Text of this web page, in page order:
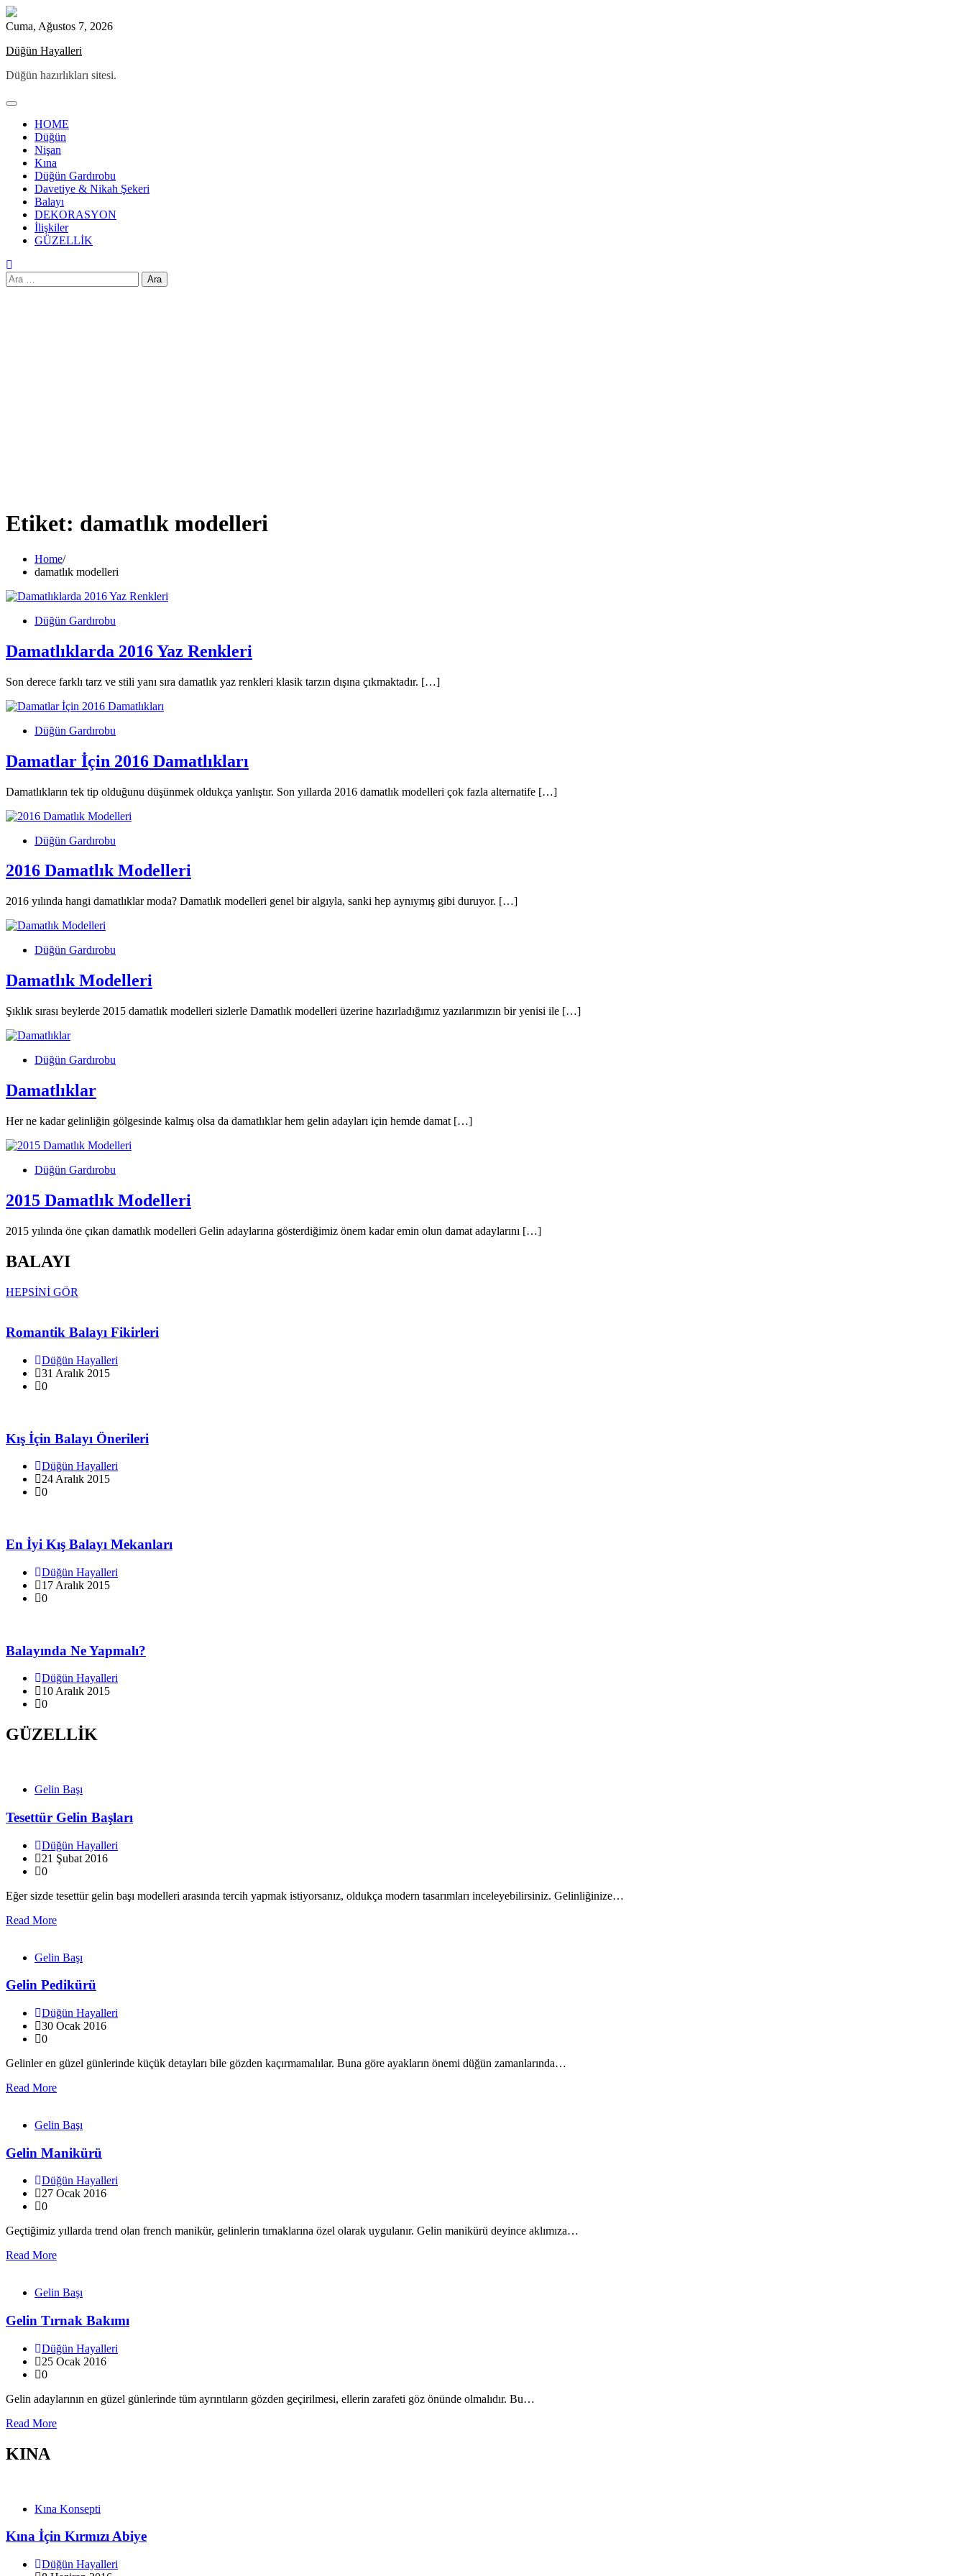
Skip
to
Cuma, Ağustos 7, 2026
Düğün Hayalleri
Düğün hazırlıkları sitesi.
HOME
Düğün
Nişan
Kına
Düğün Gardırobu
Davetiye & Nikah Şekeri
Balayı
DEKORASYON
İlişkiler
GÜZELLİK
Arama:
Etiket: damatlık modelleri
Home
damatlık modelleri
Düğün Gardırobu
Damatlıklarda 2016 Yaz Renkleri
Son derece farklı tarz ve stili yanı sıra damatlık yaz renkleri klasik tarzın dışına çıkmaktadır. […]
Düğün Gardırobu
Damatlar İçin 2016 Damatlıkları
Damatlıkların tek tip olduğunu düşünmek oldukça yanlıştır. Son yıllarda 2016 damatlık modelleri çok fazla alternatife […]
Düğün Gardırobu
2016 Damatlık Modelleri
2016 yılında hangi damatlıklar moda? Damatlık modelleri genel bir algıyla, sanki hep aynıymış gibi duruyor. […]
Düğün Gardırobu
Damatlık Modelleri
Şıklık sırası beylerde 2015 damatlık modelleri sizlerle Damatlık modelleri üzerine hazırladığımız yazılarımızın bir yenisi ile […]
Düğün Gardırobu
Damatlıklar
Her ne kadar gelinliğin gölgesinde kalmış olsa da damatlıklar hem gelin adayları için hemde damat […]
Düğün Gardırobu
2015 Damatlık Modelleri
2015 yılında öne çıkan damatlık modelleri Gelin adaylarına gösterdiğimiz önem kadar emin olun damat adaylarını […]
BALAYI
HEPSİNİ GÖR
Romantik Balayı Fikirleri
Düğün Hayalleri
31 Aralık 2015
0
Kış İçin Balayı Önerileri
Düğün Hayalleri
24 Aralık 2015
0
En İyi Kış Balayı Mekanları
Düğün Hayalleri
17 Aralık 2015
0
Balayında Ne Yapmalı?
Düğün Hayalleri
10 Aralık 2015
0
GÜZELLİK
Gelin Başı
Tesettür Gelin Başları
Düğün Hayalleri
21 Şubat 2016
0
Eğer sizde tesettür gelin başı modelleri arasında tercih yapmak istiyorsanız, oldukça modern tasarımları inceleyebilirsiniz. Gelinliğinize…
Read More
Gelin Başı
Gelin Pedikürü
Düğün Hayalleri
30 Ocak 2016
0
Gelinler en güzel günlerinde küçük detayları bile gözden kaçırmamalılar. Buna göre ayakların önemi düğün zamanlarında…
Read More
Gelin Başı
Gelin Manikürü
Düğün Hayalleri
27 Ocak 2016
0
Geçtiğimiz yıllarda trend olan french manikür, gelinlerin tırnaklarına özel olarak uygulanır. Gelin manikürü deyince aklımıza…
Read More
Gelin Başı
Gelin Tırnak Bakımı
Düğün Hayalleri
25 Ocak 2016
0
Gelin adaylarının en güzel günlerinde tüm ayrıntıların gözden geçirilmesi, ellerin zarafeti göz önünde olmalıdır. Bu…
Read More
KINA
Kına Konsepti
Kına İçin Kırmızı Abiye
Düğün Hayalleri